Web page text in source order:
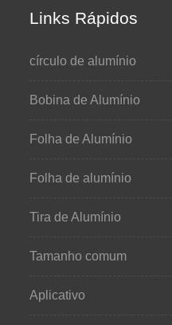
Links Rápidos
círculo de alumínio
Bobina de Alumínio
Folha de Alumínio
Folha de alumínio
Tira de Alumínio
Tamanho comum
Aplicativo